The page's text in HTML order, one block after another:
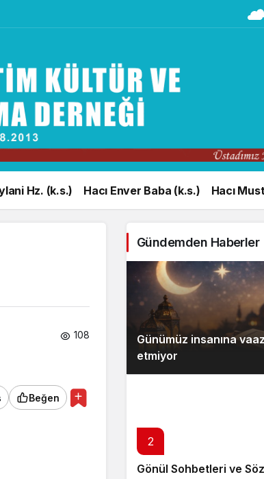
Hz. (k.s.) Hacı Enver Baba (k.s.) Hacı
108
Beğen
Gündemden Haberler
Günümüz insanına
etmiyor
2
Gönül Sohbetleri ve